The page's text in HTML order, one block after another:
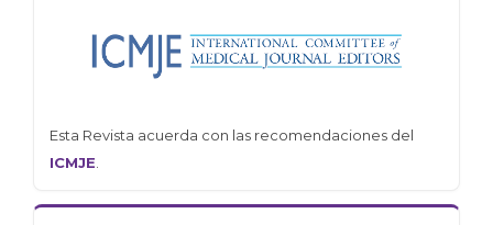
Esta Revista acuerda con las recomendaciones del
ICMJE